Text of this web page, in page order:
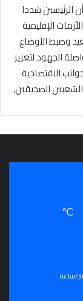
الرئيسين شددا
الإقليمية
وضبط الأوضاع
الجهود لتعزيز
الاقتصادية
الشعبين الصديقين.
℃